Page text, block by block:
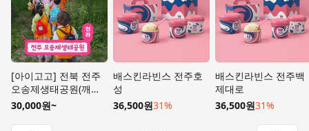
[아이고고] 전북 전주
오송제생태공원(깨비
의숲마을)
30,000원~
배스킨라빈스 전주호
성
36,500원31%
배스킨라빈스 전주백
제대로
36,500원31%